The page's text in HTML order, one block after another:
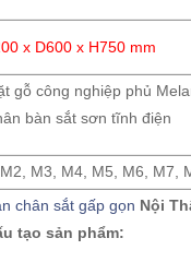
x D600 x H750 mm
gỗ công nghiệp phủ
bàn sắt sơn tĩnh điện
M3, M4, M5, M6, M7,
chân sắt gấp gọn Nội
tạo sản phẩm: